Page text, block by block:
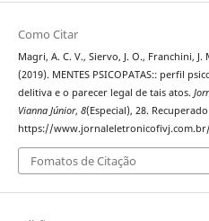
Como Citar
Magri, A. C. V., Siervo, J. O., Franchini,
(2019). MENTES PSICOPATAS:: perfil
delitiva e o parecer legal de tais atos.
Vianna Júnior, 8(Especial), 28.
https://
Fomatos de Citação